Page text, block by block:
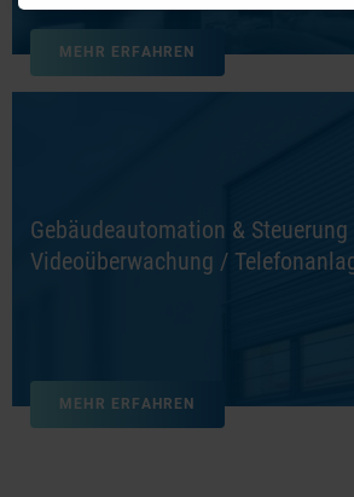
MEHR ERFAHREN
Gebäudeautomation & Steuerung
Videoüberwachung /
MEHR ERFAHREN